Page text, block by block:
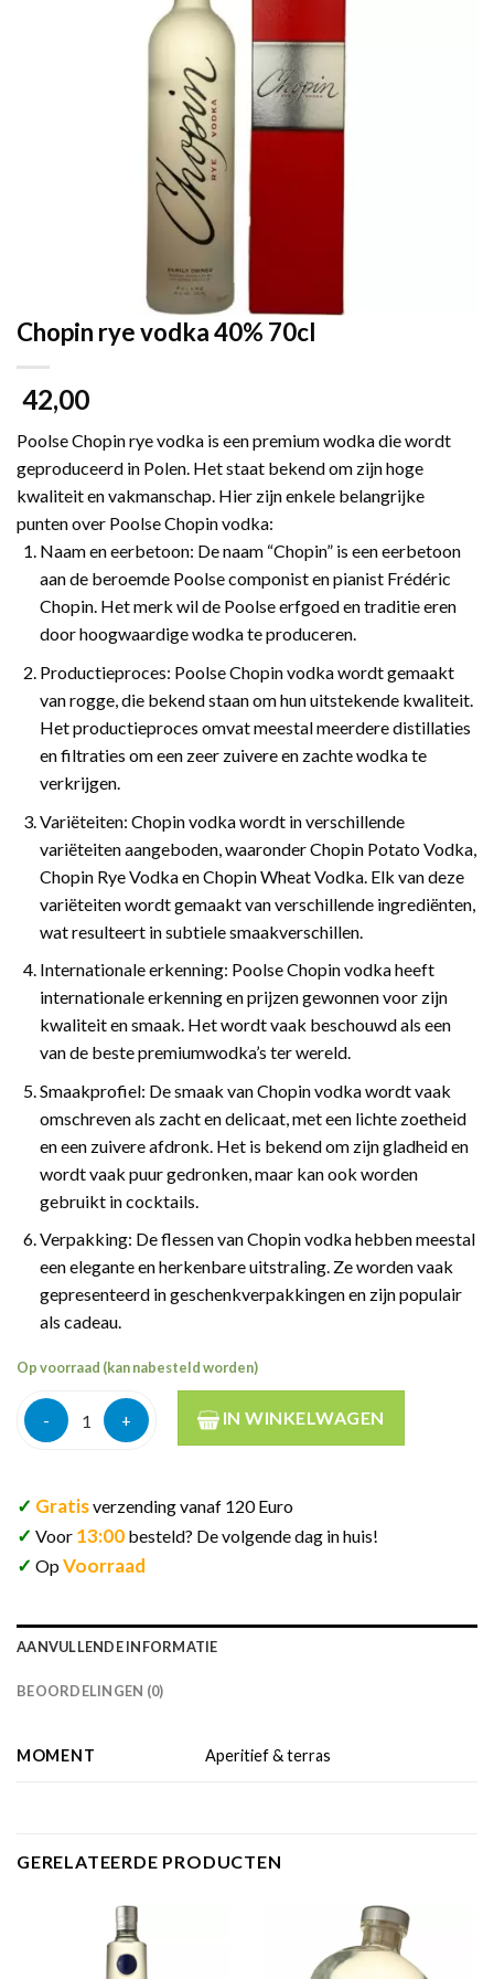
Chopin rye vodka 40% 70cl
42,00
Poolse Chopin rye vodka is een premium wodka die wordt
geproduceerd in Polen. Het staat bekend om zijn hoge
kwaliteit en vakmanschap. Hier zijn enkele belangrijke
punten over Poolse Chopin vodka:
Naam en eerbetoon: De naam “Chopin” is een eerbetoon
aan de beroemde Poolse componist en pianist Frédéric
Chopin. Het merk wil de Poolse erfgoed en traditie eren
door hoogwaardige wodka te produceren.
Productieproces: Poolse Chopin vodka wordt gemaakt
van rogge, die bekend staan om hun uitstekende kwaliteit.
Het productieproces omvat meestal meerdere distillaties
en filtraties om een zeer zuivere en zachte wodka te
verkrijgen.
Variëteiten: Chopin vodka wordt in verschillende
variëteiten aangeboden, waaronder Chopin Potato Vodka,
Chopin Rye Vodka en Chopin Wheat Vodka. Elk van deze
variëteiten wordt gemaakt van verschillende ingrediënten,
wat resulteert in subtiele smaakverschillen.
Internationale erkenning: Poolse Chopin vodka heeft
internationale erkenning en prijzen gewonnen voor zijn
kwaliteit en smaak. Het wordt vaak beschouwd als een
van de beste premiumwodka’s ter wereld.
Smaakprofiel: De smaak van Chopin vodka wordt vaak
omschreven als zacht en delicaat, met een lichte zoetheid
en een zuivere afdronk. Het is bekend om zijn gladheid en
wordt vaak puur gedronken, maar kan ook worden
gebruikt in cocktails.
Verpakking: De flessen van Chopin vodka hebben meestal
een elegante en herkenbare uitstraling. Ze worden vaak
gepresenteerd in geschenkverpakkingen en zijn populair
als cadeau.
Op voorraad (kan nabesteld worden)
Chopin rye vodka 40% 70cl aantalIN WINKELWAGEN
✓ Gratisverzending vanaf 120 Euro
✓ Voor 13:00 besteld? De volgende dag in huis!
✓ OpVoorraad
AANVULLENDE INFORMATIE
BEOORDELINGEN (0)
MOMENT Aperitief & terras
GERELATEERDE PRODUCTEN